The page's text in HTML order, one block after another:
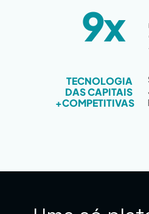
9x
TECNOLOGIA
DAS CAPITAIS
+COMPETITIVAS